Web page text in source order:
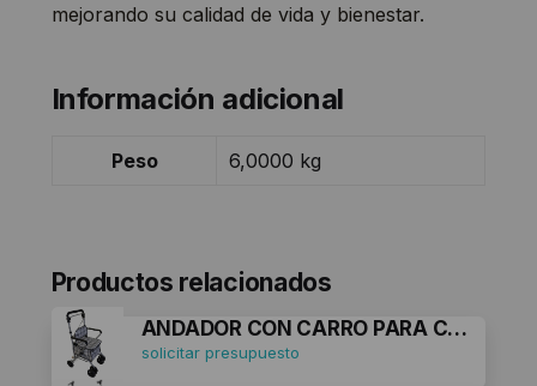
mejorando su calidad de vida y bienestar.
Información adicional
Peso 6,0000 kg
Productos relacionados
ANDADOR CON CARRO PARA COMPRAR Y ASIENTO
solicitar presupuesto